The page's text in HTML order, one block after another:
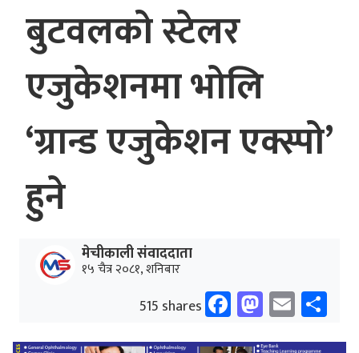
बुटवलको स्टेलर
एजुकेशनमा भोलि
‘ग्रान्ड एजुकेशन एक्स्पो’
हुने
मेचीकाली संवाददाता
१५ चैत्र २०८१, शनिबार
515 shares Facebook
Email